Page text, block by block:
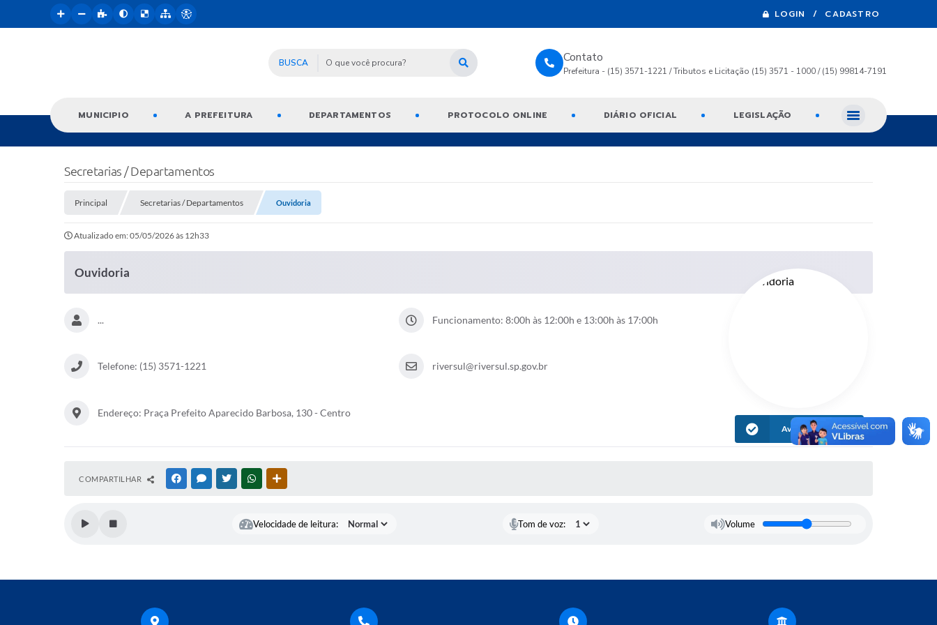
LOGIN / CADASTRO
BUSCA Contato
Prefeitura - (15) 3571-1221 / Tributos e Licitação (15) 3571 - 1000 / (15) 99814-7191
MUNICIPIO A PREFEITURA DEPARTAMENTOS PROTOCOLO ONLINE DIÁRIO OFICIAL LEGISLAÇÃO
Secretarias / Departamentos
Principal Secretarias / Departamentos Ouvidoria
Atualizado em: 05/05/2026 às 12h33
Ouvidoria
... Funcionamento: 8:00h às 12:00h e 13:00h às 17:00h
Telefone: (15) 3571-1221 riversul@riversul.sp.gov.br
Endereço: Praça Prefeito Aparecido Barbosa, 130 - Centro
Avaliar Informação
COMPARTILHAR FACEBOOKMESSENGER
TWITTERWHATSAPP
Velocidade de leitura: Tom de voz: Volume